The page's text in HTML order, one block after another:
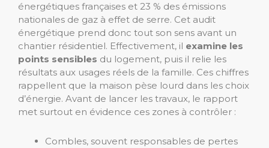
énergétiques françaises et 23 % des émissions
nationales de gaz à effet de serre. Cet audit
énergétique prend donc tout son sens avant un
chantier résidentiel. Effectivement, il examine les
points sensibles du logement, puis il relie les
résultats aux usages réels de la famille. Ces chiffres
rappellent que la maison pèse lourd dans les choix
d’énergie. Avant de lancer les travaux, le rapport
met surtout en évidence ces zones à contrôler :
Combles, souvent responsables de pertes